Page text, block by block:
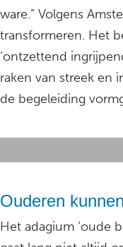
ware.” Volgens
transformeren. Het
‘ontzettend
raken van streek en
de begeleiding
Ouderen
Het adagium ‘oude